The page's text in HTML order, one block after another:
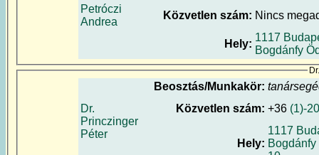
Petróczi
Andrea
Közvetlen szám: Nincs
Hely:
1117
Bogdánfy
Dr.
Princzinger
Péter
Beosztás/Munkakör:
Közvetlen szám: +36 (1)-
Hely:
1117
Bogdánfy